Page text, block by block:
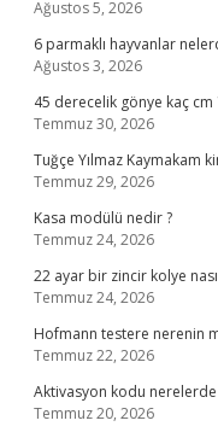
Ağustos 5, 2026
6 parmaklı hayvanlar
Ağustos 3, 2026
45 derecelik gönye kaç cm
Temmuz 30, 2026
Tuğçe Yılmaz Kaymakam
Temmuz 29, 2026
Kasa modülü nedir ?
Temmuz 24, 2026
22 ayar bir zincir kolye
Temmuz 24, 2026
Hofmann testere nerenin
Temmuz 22, 2026
Aktivasyon kodu nerelerde
Temmuz 20, 2026